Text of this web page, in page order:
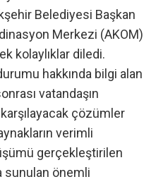
Belediyesi Başkan
Merkezi (AKOM)
kolaylıklar diledi.
hakkında bilgi alan
vatandaşın
karşılayacak çözümler
verimli
gerçekleştirilen
sunulan önemli